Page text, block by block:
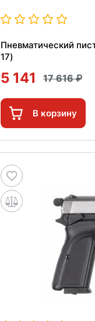
Пневматический
17)
5 141 17 616
В корзину